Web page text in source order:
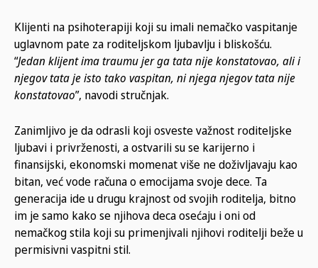
Klijenti na psihoterapiji koji su imali nemačko vaspitanje
uglavnom pate za roditeljskom ljubavlju i bliskošću.
“Jedan klijent ima traumu jer ga tata nije konstatovao, ali i
njegov tata je isto tako vaspitan, ni njega njegov tata nije
konstatovao”, navodi stručnjak.
Zanimljivo je da odrasli koji osveste važnost roditeljske
ljubavi i privrženosti, a ostvarili su se karijerno i
finansijski, ekonomski momenat više ne doživljavaju kao
bitan, već vode računa o emocijama svoje dece. Ta
generacija ide u drugu krajnost od svojih roditelja, bitno
im je samo kako se njihova deca osećaju i oni od
nemačkog stila koji su primenjivali njihovi roditelji beže u
permisivni vaspitni stil.